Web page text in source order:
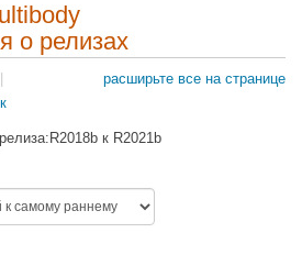
о релизах
расширьте все на странице
R2018b к R2021b